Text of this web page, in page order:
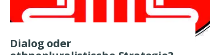
Dialog oder